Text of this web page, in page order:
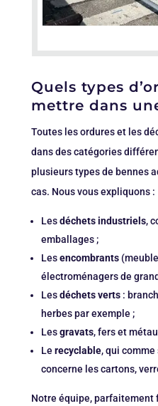
Quels types
mettre dans
Toutes les ordures et les
dans des catégories
plusieurs types de bennes
cas. Nous vous expliquons :
Lesdéchets industriels,
emballages ;
Lesencombrants
électroménagers de
Lesdéchets verts :
herbes par exemple ;
Lesgravats, fers et
Le recyclable, qui comme
concerne les cartons,
Notre équipe, parfaitement